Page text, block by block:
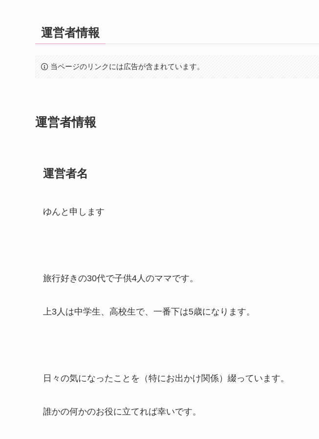
運営者情報
当ページのリンクには広告が含まれています。
運営者情報
運営者名
ゆんと申します
旅行好きの30代で子供4人のママです。
上3人は中学生、高校生で、一番下は5歳になります。
日々の気になったことを（特にお出かけ関係）綴っています。
誰かの何かのお役に立てれば幸いです。